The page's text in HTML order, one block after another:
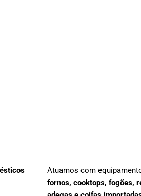
Atuamos com
fornos, cooktops, fogões,